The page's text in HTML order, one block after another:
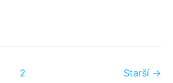
2 Starší →